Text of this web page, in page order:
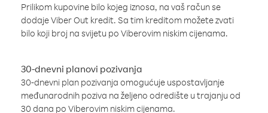
Prilikom kupovine bilo kojeg iznosa, na vaš račun se
dodaje Viber Out kredit. Sa tim kreditom možete zvati
bilo koji broj na svijetu po Viberovim niskim cijenama.
30-dnevni planovi pozivanja
30-dnevni plan pozivanja omogućuje uspostavljanje
međunarodnih poziva na željeno odredište u trajanju od
30 dana po Viberovim niskim cijenama.